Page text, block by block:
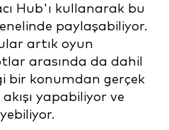
Hub'ı kullanarak bu
paylaşabiliyor.
artık oyun
arasında da dahil
bir konumdan gerçek
yapabiliyor ve